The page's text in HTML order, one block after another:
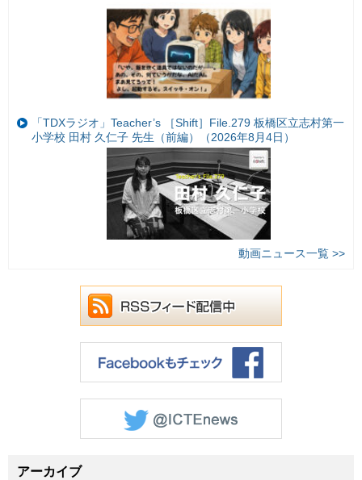
「TDXラジオ」Teacher’s ［Shift］File.279 板橋区立志村第一
小学校 田村 久仁子 先生（前編）（2026年8月4日）
動画ニュース一覧 >>
アーカイブ